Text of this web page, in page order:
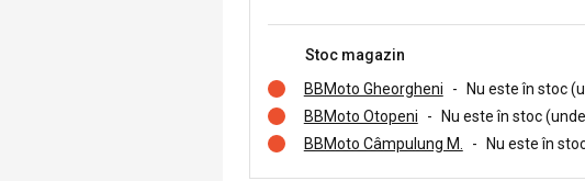
Stoc magazin
BBMoto Gheorgheni
-
Nu este în stoc
BBMoto Otopeni
-
Nu este în stoc
BBMoto Câmpulung M.
- Nu este în